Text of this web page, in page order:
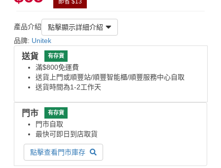
節省 $13
產品介紹
點擊顯示詳細介紹
品牌: Unitek
送貨 有存貨
滿$800免運費
送貨上門或順豐站/順豐智能櫃/順豐服務中心自取
送貨時間為1-2工作天
門市 有存貨
門市自取
最快可即日到店取貨
點擊查看門市庫存